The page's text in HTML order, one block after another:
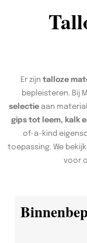
Er zijn talloze
bepleisteren. Bij
selectie aan
gips tot leem, kalk
of-a-kind
toepassing. We
voor